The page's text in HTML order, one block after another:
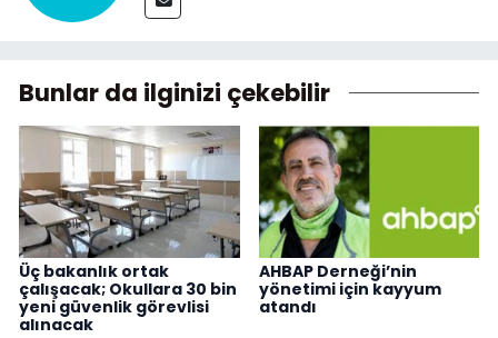
Bunlar da ilginizi çekebilir
Üç bakanlık ortak
çalışacak; Okullara 30 bin
yeni güvenlik görevlisi
alınacak
AHBAP Derneği’nin
yönetimi için kayyum
atandı